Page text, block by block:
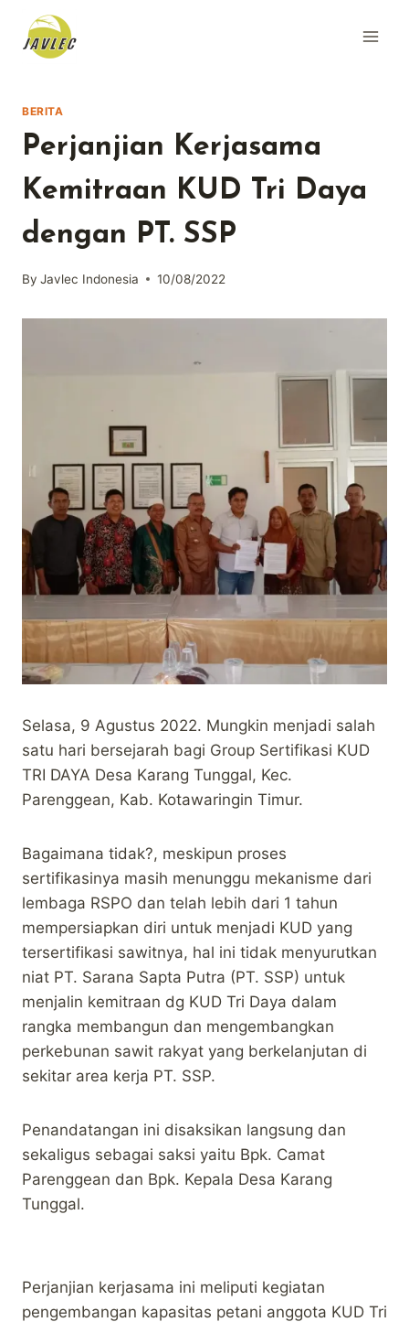
content
BERITA
Perjanjian Kerjasama
Kemitraan KUD Tri Daya
dengan PT. SSP
By Javlec Indonesia 10/08/2022
Selasa, 9 Agustus 2022. Mungkin menjadi salah
satu hari bersejarah bagi Group Sertifikasi KUD
TRI DAYA Desa Karang Tunggal, Kec.
Parenggean, Kab. Kotawaringin Timur.
Bagaimana tidak?, meskipun proses
sertifikasinya masih menunggu mekanisme dari
lembaga RSPO dan telah lebih dari 1 tahun
mempersiapkan diri untuk menjadi KUD yang
tersertifikasi sawitnya, hal ini tidak menyurutkan
niat PT. Sarana Sapta Putra (PT. SSP) untuk
menjalin kemitraan dg KUD Tri Daya dalam
rangka membangun dan mengembangkan
perkebunan sawit rakyat yang berkelanjutan di
sekitar area kerja PT. SSP.
Penandatangan ini disaksikan langsung dan
sekaligus sebagai saksi yaitu Bpk. Camat
Parenggean dan Bpk. Kepala Desa Karang
Tunggal.
Perjanjian kerjasama ini meliputi kegiatan
pengembangan kapasitas petani anggota KUD Tri